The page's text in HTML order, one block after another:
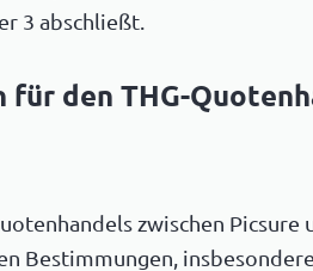
3 abschließt.
für den THG-
zwischen
Bestimmungen,